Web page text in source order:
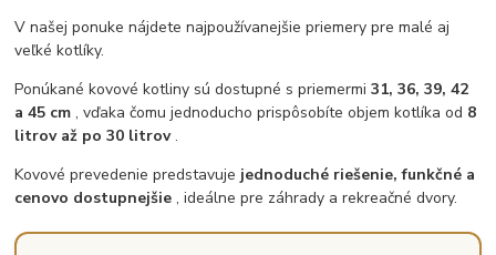
V našej ponuke nájdete najpoužívanejšie priemery pre malé aj
veľké kotlíky.
Ponúkané kovové kotliny sú dostupné s priemermi31, 36, 39, 42
a 45 cm , vďaka čomu jednoducho prispôsobíte objem kotlíka od 8
litrov až po 30 litrov.
Kovové prevedenie predstavuje jednoduché riešenie, funkčné a
cenovo dostupnejšie , ideálne pre záhrady a rekreačné dvory.